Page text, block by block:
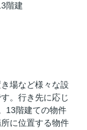
階建
場など様々な設
。行き先に応じ
13階建ての物件
に位置する物件